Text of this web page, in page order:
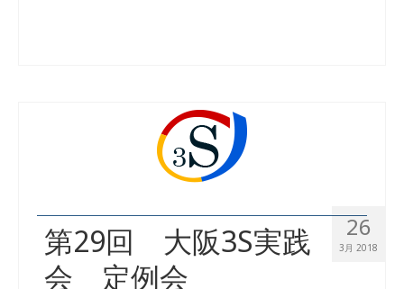
26
3月 2018
第29回 大阪3S実践
会 定例会